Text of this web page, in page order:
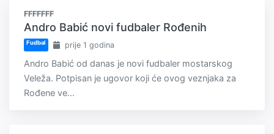
FFFFFFF
Andro Babić novi fudbaler Rođenih
Fudbal prije 1 godina
Andro Babić od danas je novi fudbaler mostarskog
Veleža. Potpisan je ugovor koji će ovog veznjaka za
Rođene ve...